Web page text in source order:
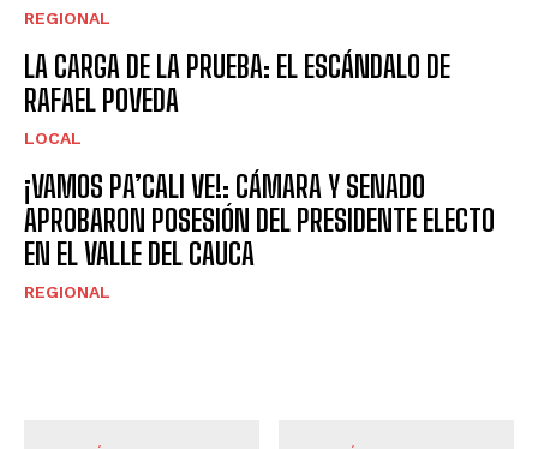
REGIONAL
LA CARGA DE LA PRUEBA: EL ESCÁNDALO DE
RAFAEL POVEDA
LOCAL
¡VAMOS PA’CALI VE!: CÁMARA Y SENADO
APROBARON POSESIÓN DEL PRESIDENTE ELECTO
EN EL VALLE DEL CAUCA
REGIONAL